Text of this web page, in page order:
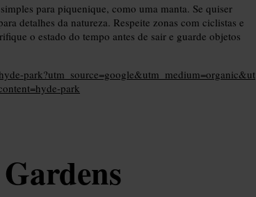
para piquenique, como uma manta. Se quiser
detalhes da natureza. Respeite zonas com ciclistas e
o estado do tempo antes de sair e guarde objetos
park?utm_source=google&utm_medium=organic&ut
park